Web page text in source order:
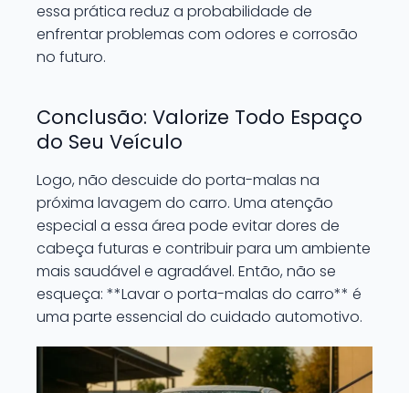
essa prática reduz a probabilidade de
enfrentar problemas com odores e corrosão
no futuro.
Conclusão: Valorize Todo Espaço
do Seu Veículo
Logo, não descuide do porta-malas na
próxima lavagem do carro. Uma atenção
especial a essa área pode evitar dores de
cabeça futuras e contribuir para um ambiente
mais saudável e agradável. Então, não se
esqueça: **Lavar o porta-malas do carro** é
uma parte essencial do cuidado automotivo.